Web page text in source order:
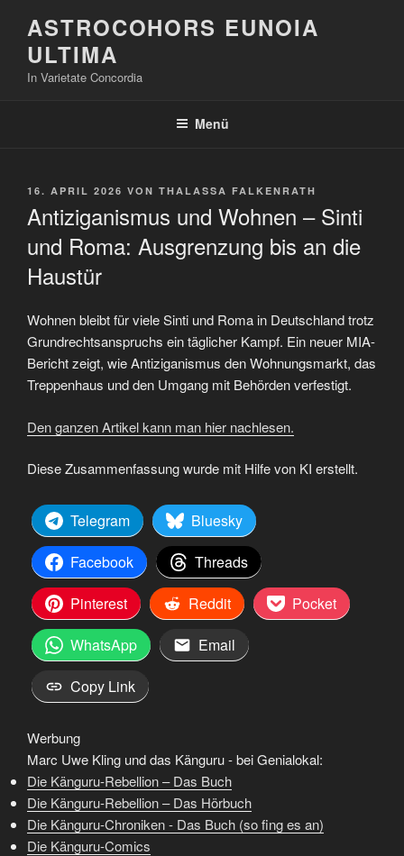
Inhalt
springen
ASTROCOHORS EUNOIA
ULTIMA
In Varietate Concordia
Menü
VERÖFFENTLICHT
16. APRIL 2026 VON THALASSA FALKENRATH
Antiziganismus und Wohnen – Sinti
und Roma: Ausgrenzung bis an die
Haustür
Wohnen bleibt für viele Sinti und Roma in Deutschland trotz
Grundrechtsanspruchs ein täglicher Kampf. Ein neuer MIA-
Bericht zeigt, wie Antiziganismus den Wohnungsmarkt, das
Treppenhaus und den Umgang mit Behörden verfestigt.
Den ganzen Artikel kann man hier nachlesen.
Diese Zusammenfassung wurde mit Hilfe von KI erstellt.
Telegram
Bluesky
Facebook
Threads
Pinterest
Reddit
Pocket
WhatsApp
Email
Copy Link
Werbung
Marc Uwe Kling und das Känguru - bei Genialokal:
Die Känguru-Rebellion – Das Buch
Die Känguru-Rebellion – Das Hörbuch
Die Känguru-Chroniken - Das Buch (so fing es an)
Die Känguru-Comics